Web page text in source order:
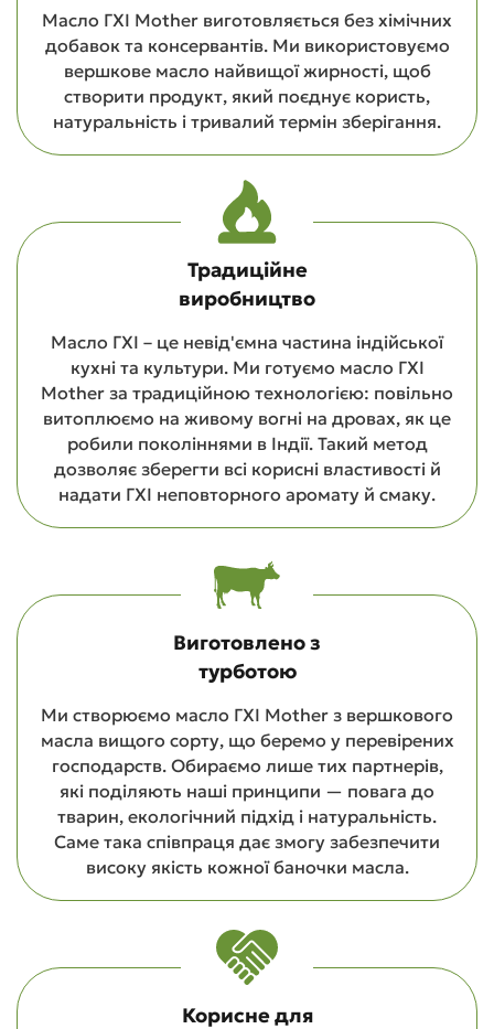
Масло ГХІ Mother виготовляється без хімічних
добавок та консервантів. Ми використовуємо
вершкове масло найвищої жирності, щоб
створити продукт, який поєднує користь,
натуральність і тривалий термін зберігання.
Традиційне
виробництво
Масло ГХІ – це невід'ємна частина індійської
кухні та культури. Ми готуємо масло ГХІ
Mother за традиційною технологією: повільно
витоплюємо на живому вогні на дровах, як це
робили поколіннями в Індії. Такий метод
дозволяє зберегти всі корисні властивості й
надати ГХІ неповторного аромату й смаку.
Виготовлено з
турботою
Ми створюємо масло ГХІ Mother з вершкового
масла вищого сорту, що беремо у перевірених
господарств. Обираємо лише тих партнерів,
які поділяють наші принципи — повага до
тварин, екологічний підхід і натуральність.
Саме така співпраця дає змогу забезпечити
високу якість кожної баночки масла.
Корисне для